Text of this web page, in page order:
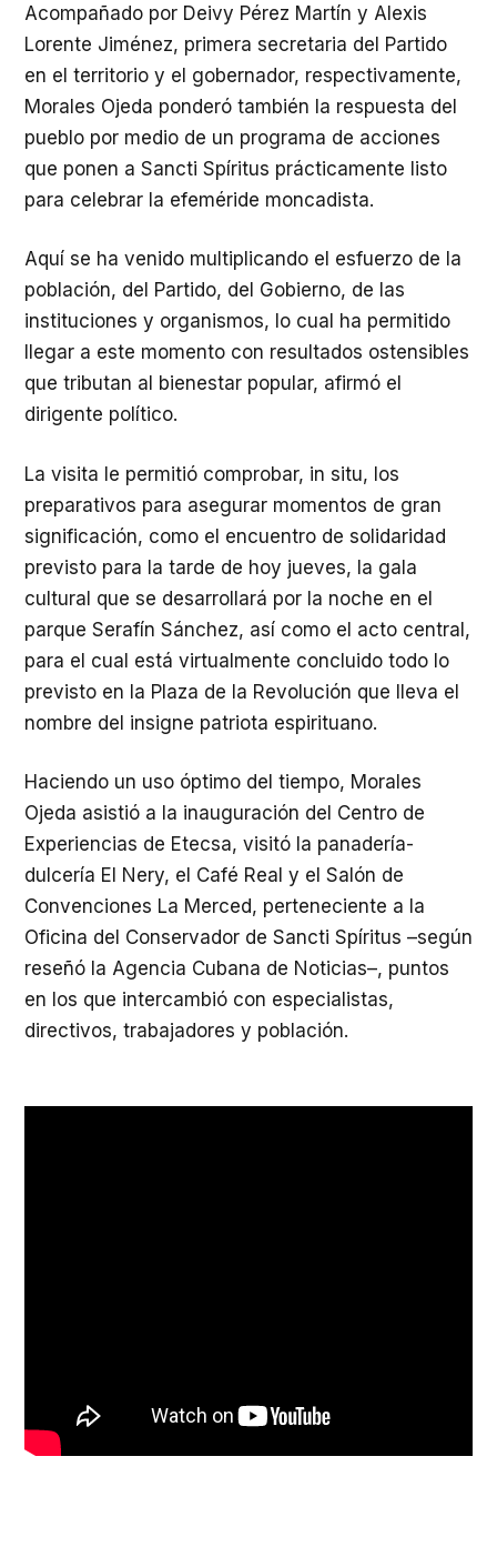
Acompañado por Deivy Pérez Martín y Alexis
Lorente Jiménez, primera secretaria del Partido
en el territorio y el gobernador, respectivamente,
Morales Ojeda ponderó también la respuesta del
pueblo por medio de un programa de acciones
que ponen a Sancti Spíritus prácticamente listo
para celebrar la efeméride moncadista.
Aquí se ha venido multiplicando el esfuerzo de la
población, del Partido, del Gobierno, de las
instituciones y organismos, lo cual ha permitido
llegar a este momento con resultados ostensibles
que tributan al bienestar popular, afirmó el
dirigente político.
La visita le permitió comprobar, in situ, los
preparativos para asegurar momentos de gran
significación, como el encuentro de solidaridad
previsto para la tarde de hoy jueves, la gala
cultural que se desarrollará por la noche en el
parque Serafín Sánchez, así como el acto central,
para el cual está virtualmente concluido todo lo
previsto en la Plaza de la Revolución que lleva el
nombre del insigne patriota espirituano.
Haciendo un uso óptimo del tiempo, Morales
Ojeda asistió a la inauguración del Centro de
Experiencias de Etecsa, visitó la panadería-
dulcería El Nery, el Café Real y el Salón de
Convenciones La Merced, perteneciente a la
Oficina del Conservador de Sancti Spíritus –según
reseñó la Agencia Cubana de Noticias–, puntos
en los que intercambió con especialistas,
directivos, trabajadores y población.